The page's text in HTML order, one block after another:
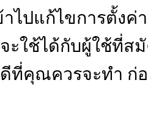
าไปแก้ไขการตั้ง
จะใช้ได้กับผู้ใช้ที่
ดีที่คุณควรจะทำ